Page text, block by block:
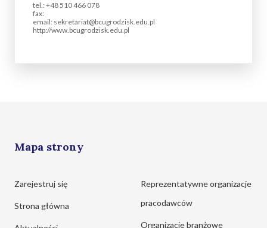
tel.: +48 510 466 078
fax:
email: sekretariat@bcugrodzisk.edu.pl
http://www.bcugrodzisk.edu.pl
Mapa strony
Zarejestruj się
Strona główna
Reprezentatywne organizacje
pracodawców
Organizacje branżowe